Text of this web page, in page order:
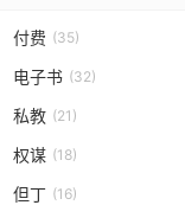
付费 (35)
电子书 (32)
私教 (21)
权谋 (18)
但丁 (16)